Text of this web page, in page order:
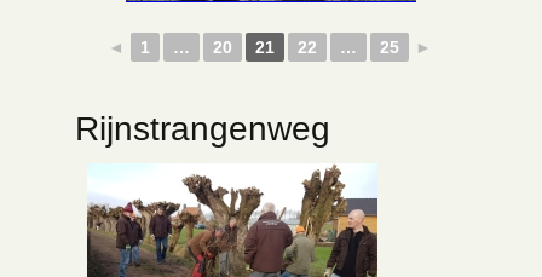
◄ 1 … 20 21 22 … 25 ►
Rijnstrangenweg